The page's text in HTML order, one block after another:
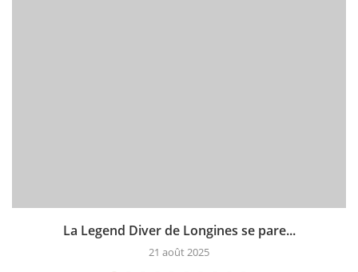
La Legend Diver de Longines se pare...
21 août 2025